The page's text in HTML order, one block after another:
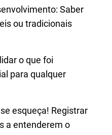
Saber
ou tradicionais
o que foi
para qualquer
esqueça! Registrar
a entenderem o